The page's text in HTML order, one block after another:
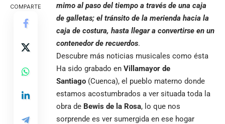
COMPARTE
mimo al paso del tiempo a través de una caja
de galletas; el tránsito de la merienda hacia la
caja de costura, hasta llegar a convertirse en un
contenedor de recuerdos.
Descubre más noticias musicales como ésta
Ha sido grabado en Villamayor de
Santiago (Cuenca), el pueblo materno donde
estamos acostumbrados a ver situada toda la
obra de Bewis de la Rosa, lo que nos
sorprende es ver sumergida en ese hogar